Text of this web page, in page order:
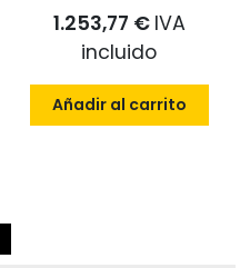
1.253,77 € IVA
incluido
Añadir al carrito